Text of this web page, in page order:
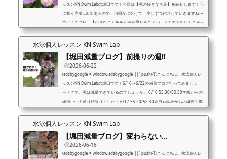
ッスンKN Swim Labの堀田です！今回は【私の好きな言葉】を紹介します！心
に響く言葉…沢山あるので、何回かに分けて、少しずつ紹介していきますね〜
では！１つ目。【小さなことを多く積み重ねることが、とんでもないところへ
行くただひとつの道】これはイチロー選手の言葉です。皆さんは、目標や夢、
憧れの人はいますか？私は高校時代、個人でインターハイに出る。と言う、と
私の...
水泳個人レッスン KN Swim Lab
【堀田減量ブログ】前撮りの週‼
2026-06-22
(adsbygoogle = window.adsbygoogle || ).push({});こんにちは。水泳個人レ
ッスンKN Swim Labの堀田です！6/16〜6/22の減量ブログ行ってみましょ
ー！さて、私は減量できているのでしょうか。 6/16 55.30/55.30学校からの
練習いつも通り頑張りました！ 6/17 55.20/55.30今日も学校からの練習！専
門学校のパンフレットに私が載るというメールが学校から届いてびっくりして
いた日でした！笑 6/18 55.20/55.20今日はジムのバイト！新しいことたくさ
水泳個人レッスン KN Swim Lab
【堀田減量ブログ】変わらない…
2026-06-16
(adsbygoogle = window.adsbygoogle || ).push({});こんにちは。水泳個人レ